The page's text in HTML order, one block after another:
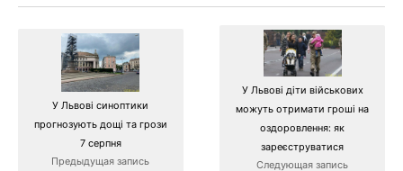
У Львові синоптики
прогнозують дощі та грози
7 серпня
Предыдущая запись
У Львові діти військових
можуть отримати гроші на
оздоровлення: як
зареєструватися
Следующая запись